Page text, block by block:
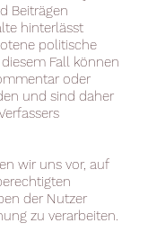
Beiträgen
hinterlässt
politische
Fall können
oder
und sind daher
wir uns vor, auf
der Nutzer
zu verarbeiten.